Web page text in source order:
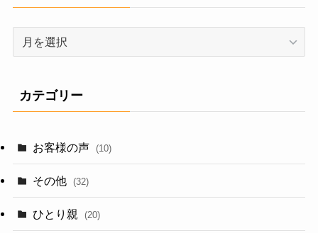
ブ
カテゴリー
お客様の声 (10)
その他 (32)
ひとり親 (20)